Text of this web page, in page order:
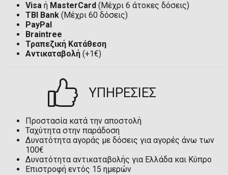
Visa ή MasterCard (Μέχρι 6 άτοκες δόσεις)
TBI Bank (Μέχρι 60 δόσεις)
PayPal
Braintree
Τραπεζική Κατάθεση
Αντικαταβολή (+1€)
ΥΠΗΡΕΣΙΕΣ
Προστασία κατά την αποστολή
Ταχύτητα στην παράδοση
Δυνατότητα αγοράς με δόσεις για αγορές άνω των
100€
Δυνατότητα αντικαταβολής για Ελλάδα και Κύπρο
Επιστροφή εντός 15 ημερών